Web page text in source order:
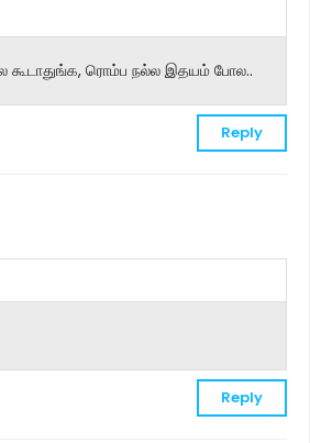
கூடாதுங்க, ரொம்ப நல்ல இதயம் போல..
Reply
Reply